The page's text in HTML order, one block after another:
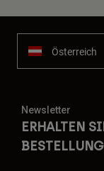
Österreich
Newsletter
ERHALTEN
BESTELLUNG